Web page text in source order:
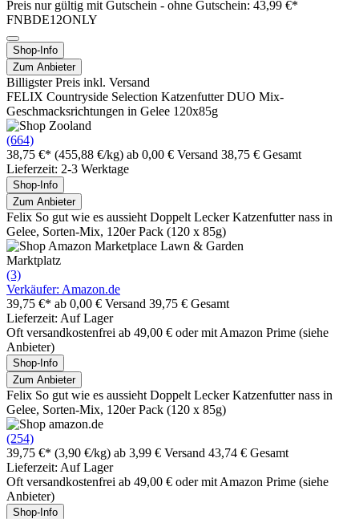
Preis nur gültig mit Gutschein - ohne Gutschein: 43,99 €*
FNBDE12ONLY
Shop-Info
Zum Anbieter
Billigster Preis inkl. Versand
FELIX Countryside Selection Katzenfutter DUO Mix-
Geschmacksrichtungen in Gelee 120x85g
(664)
38,75 €* (455,88 €/kg) ab 0,00 € Versand 38,75 € Gesamt
Lieferzeit: 2-3 Werktage
Shop-Info
Zum Anbieter
Felix So gut wie es aussieht Doppelt Lecker Katzenfutter nass in
Gelee, Sorten-Mix, 120er Pack (120 x 85g)
Marktplatz
(3)
Verkäufer: Amazon.de
39,75 €* ab 0,00 € Versand 39,75 € Gesamt
Lieferzeit: Auf Lager
Oft versandkostenfrei ab 49,00 € oder mit Amazon Prime (siehe
Anbieter)
Shop-Info
Zum Anbieter
Felix So gut wie es aussieht Doppelt Lecker Katzenfutter nass in
Gelee, Sorten-Mix, 120er Pack (120 x 85g)
(254)
39,75 €* (3,90 €/kg) ab 3,99 € Versand 43,74 € Gesamt
Lieferzeit: Auf Lager
Oft versandkostenfrei ab 49,00 € oder mit Amazon Prime (siehe
Anbieter)
Shop-Info